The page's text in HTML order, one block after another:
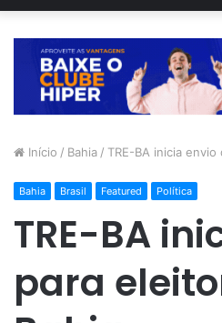
Início / Bahia / TRE-BA inicia
Bahia Brasil Featured Política
TRE-BA
para